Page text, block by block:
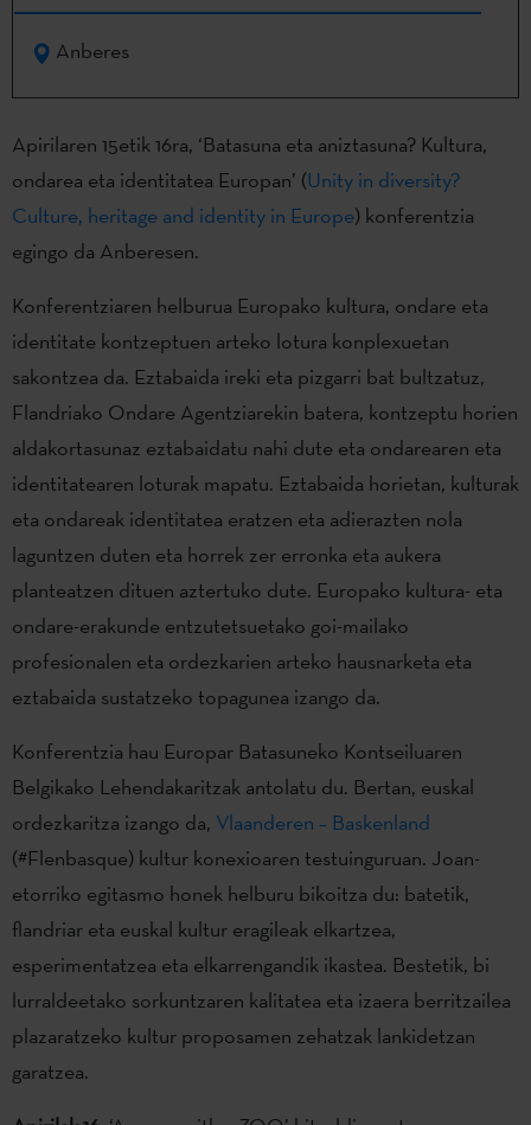
Anberes
Apirilaren 15etik 16ra, ‘Batasuna eta aniztasuna? Kultura,
ondarea eta identitatea Europan’ (Unity in diversity?
Culture, heritage and identity in Europe) konferentzia
egingo da Anberesen.
Konferentziaren helburua Europako kultura, ondare eta
identitate kontzeptuen arteko lotura konplexuetan
sakontzea da. Eztabaida ireki eta pizgarri bat bultzatuz,
Flandriako Ondare Agentziarekin batera, kontzeptu horien
aldakortasunaz eztabaidatu nahi dute eta ondarearen eta
identitatearen loturak mapatu. Eztabaida horietan, kulturak
eta ondareak identitatea eratzen eta adierazten nola
laguntzen duten eta horrek zer erronka eta aukera
planteatzen dituen aztertuko dute. Europako kultura- eta
ondare-erakunde entzutetsuetako goi-mailako
profesionalen eta ordezkarien arteko hausnarketa eta
eztabaida sustatzeko topagunea izango da.
Konferentzia hau Europar Batasuneko Kontseiluaren
Belgikako Lehendakaritzak antolatu du. Bertan, euskal
ordezkaritza izango da, Vlaanderen – Baskenland
(#Flenbasque) kultur konexioaren testuinguruan. Joan-
etorriko egitasmo honek helburu bikoitza du: batetik,
flandriar eta euskal kultur eragileak elkartzea,
esperimentatzea eta elkarrengandik ikastea. Bestetik, bi
lurraldeetako sorkuntzaren kalitatea eta izaera berritzailea
plazaratzeko kultur proposamen zehatzak lankidetzan
garatzea.